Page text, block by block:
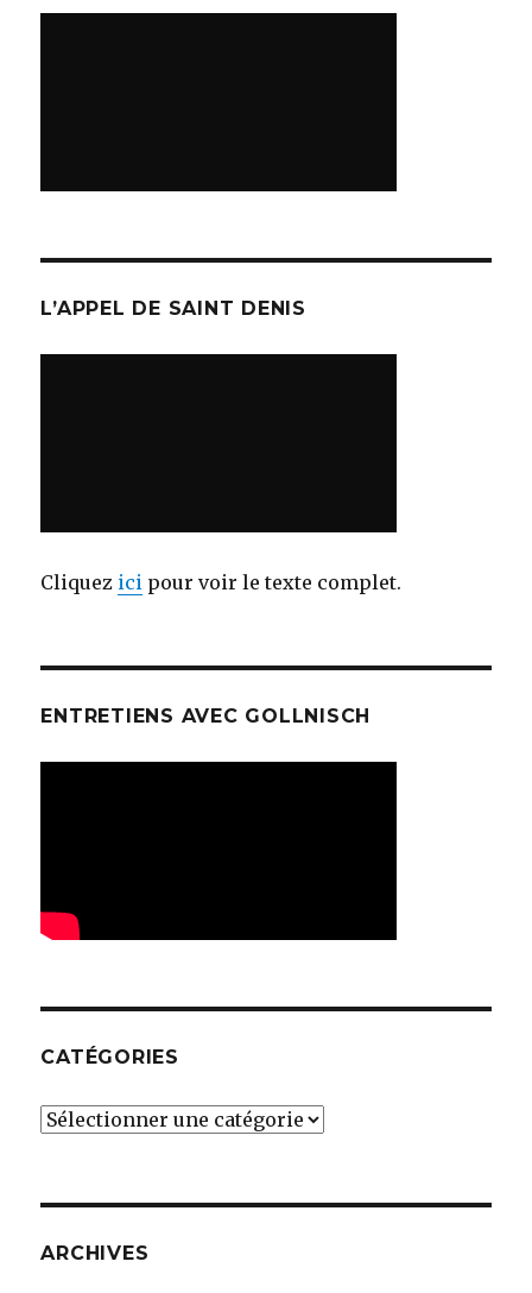
L’APPEL DE SAINT DENIS
Cliquez ici pour voir le texte complet.
ENTRETIENS AVEC GOLLNISCH
CATÉGORIES
Catégories
ARCHIVES